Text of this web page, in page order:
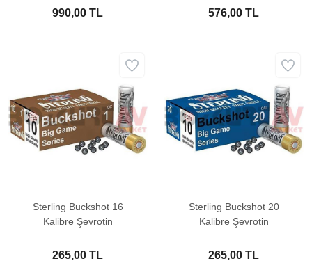
990,00 TL 576,00 TL
Sterling Buckshot 16
Kalibre Şevrotin
265,00 TL
Sterling Buckshot 20
Kalibre Şevrotin
265,00 TL